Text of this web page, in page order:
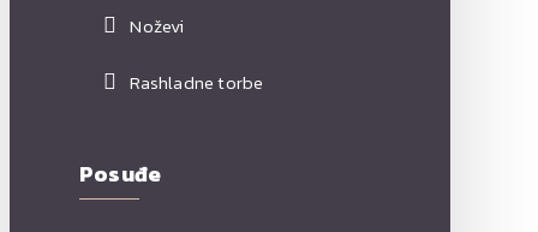
Noževi
Rashladne torbe
Posuđe